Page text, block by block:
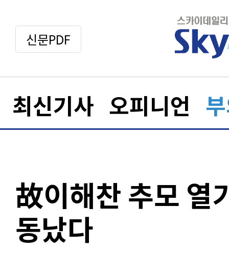
신문PDF
최신기사 오피니언
故이해찬 추모
동났다